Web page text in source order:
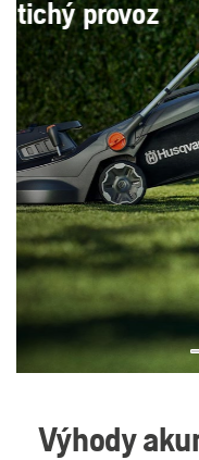
Výhody